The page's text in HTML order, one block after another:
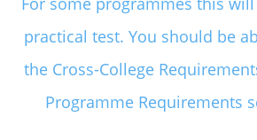
practical test. You should be
the Cross-College
Programme Requirements